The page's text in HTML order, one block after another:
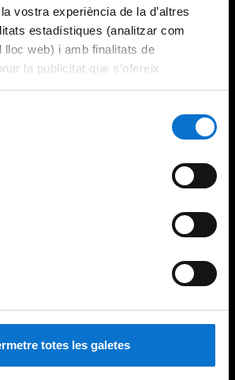
vostra experiència de la d’altres
estadístiques (analitzar com
lloc web) i amb finalitats de
la publicitat que s’ofereix
dels vostres hàbits de navegació).
de galetes del lloc web de la
totes les galetes